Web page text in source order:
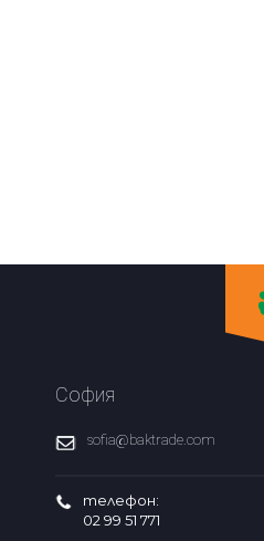
София
sofia@baktrade.com
телефон:
02 99 51 771